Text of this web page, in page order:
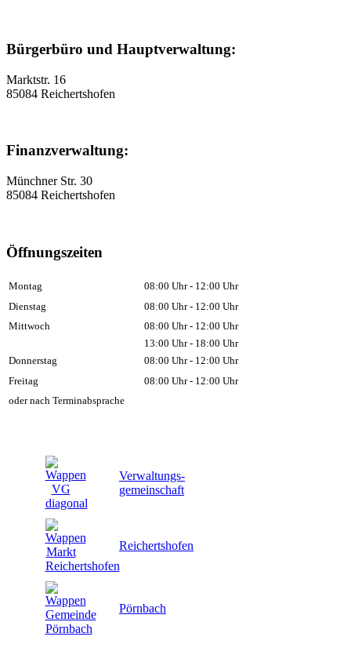
Bürgerbüro und Hauptverwaltung:
Marktstr. 16
85084 Reichertshofen
Finanzverwaltung:
Münchner Str. 30
85084 Reichertshofen
Öffnungszeiten
Montag
08:00 Uhr - 12:00 Uhr
Dienstag
08:00 Uhr - 12:00 Uhr
Mittwoch
08:00 Uhr - 12:00 Uhr
13:00 Uhr - 18:00 Uhr
Donnerstag
08:00 Uhr - 12:00 Uhr
Freitag
08:00 Uhr - 12:00 Uhr
oder nach Terminabsprache
Verwaltungs-
gemeinschaft
Reichertshofen
Pörnbach